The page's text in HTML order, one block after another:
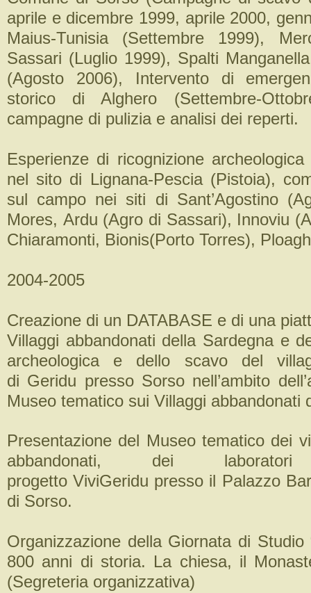
aprile e dicembre 1999, aprile 2000,
Maius-Tunisia (Settembre 1999),
Sassari (Luglio 1999), Spalti
(Agosto 2006), Intervento di
storico di Alghero (Settembre-
campagne di pulizia e analisi dei reperti.
Esperienze di ricognizione
nel sito di Lignana-Pescia (Pistoia),
sul campo nei siti di Sant’Agostino
Mores, Ardu (Agro di Sassari), Innoviu
Chiaramonti, Bionis(Porto Torres),
2004-2005
Creazione di un DATABASE e di una
Villaggi abbandonati della Sardegna e
archeologica e dello scavo del
di Geridu presso Sorso nell’ambito
Museo tematico sui Villaggi abbandonati
Presentazione del Museo tematico dei
abbandonati, dei
progetto ViviGeridu presso il Palazzo
di Sorso.
Organizzazione della Giornata di Studio
800 anni di storia. La chiesa, il
(Segreteria organizzativa)